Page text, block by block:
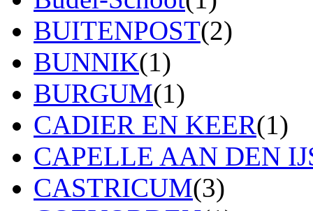
BUITENPOST(2)
BUNNIK(1)
BURGUM(1)
CADIER EN KEER(1)
CAPELLE AAN DEN
CASTRICUM(3)